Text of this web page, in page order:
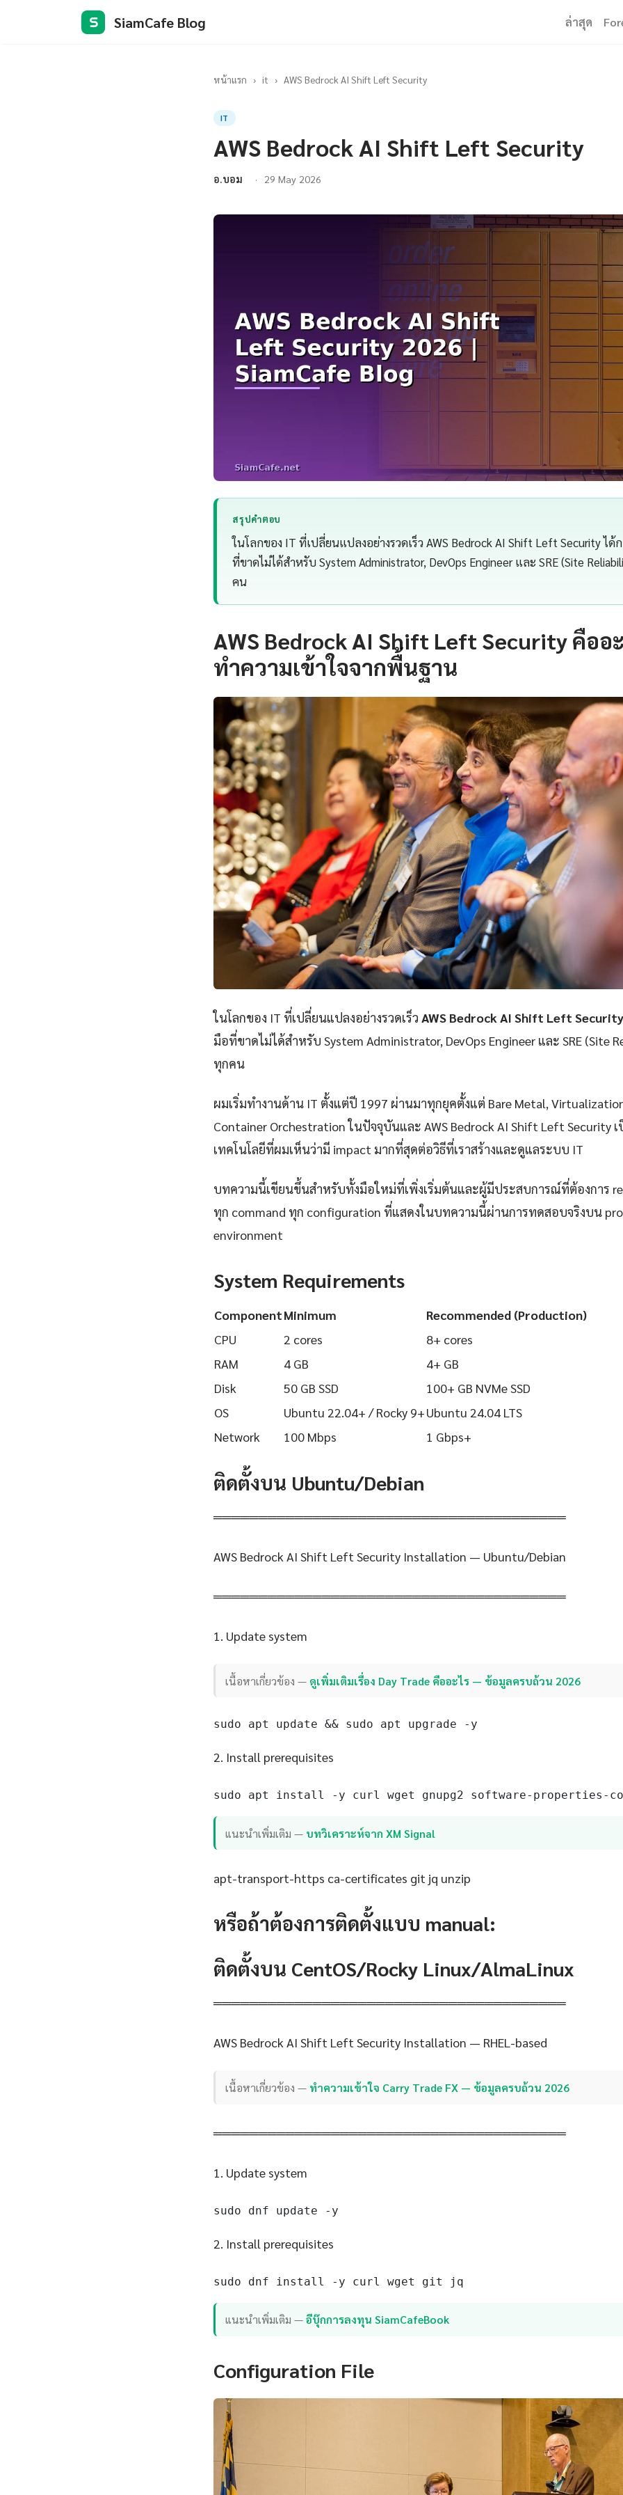
S SiamCafe Blog ล่าสุด
หน้าแรก › it › AWS Bedrock AI Shift Left Security
IT
AWS Bedrock AI Shift Left Security
อ.บอม 29 May 2026
สรุปคำตอบ
ในโลกของ IT ที่เปลี่ยนแปลงอย่างรวดเร็ว AWS Bedrock AI Shift Left Security ได้
ที่ขาดไม่ได้สำหรับ System Administrator, DevOps Engineer และ SRE (Site
คน
AWS Bedrock AI Shift Left Security คืออ
ทำความเข้าใจจากพื้นฐาน
ในโลกของ IT ที่เปลี่ยนแปลงอย่างรวดเร็ว AWS Bedrock AI Shift Left Security
มือที่ขาดไม่ได้สำหรับ System Administrator, DevOps Engineer และ SRE (Site
ทุกคน
ผมเริ่มทำงานด้าน IT ตั้งแต่ปี 1997 ผ่านมาทุกยุคตั้งแต่ Bare Metal,
Container Orchestration ในปัจจุบันและ AWS Bedrock AI Shift Left Security
เทคโนโลยีที่ผมเห็นว่ามี impact มากที่สุดต่อวิธีที่เราสร้างและดูแลระบบ IT
บทความนี้เขียนขึ้นสำหรับทั้งมือใหม่ที่เพิ่งเริ่มต้นและผู้มีประสบการณ์ที่ต้องการ
ทุก command ทุก configuration ที่แสดงในบทความนี้ผ่านการทดสอบจริงบน
environment
System Requirements
ComponentMinimum
Recommended (Production)
CPU
2 cores
8+ cores
RAM
4 GB
4+ GB
Disk
50 GB SSD
100+ GB NVMe SSD
OS
Ubuntu 22.04+ / Rocky 9+Ubuntu 24.04 LTS
Network
100 Mbps 1 Gbps+
ติดตั้งบน Ubuntu/Debian
═══════════════════════════════════════
AWS Bedrock AI Shift Left Security Installation — Ubuntu/Debian
═══════════════════════════════════════
1. Update system
เนื้อหาเกี่ยวข้อง — ดูเพิ่มเติมเรื่อง Day Trade คืออะไร — ข้อมูลครบถ้วน 2026
sudo apt update && sudo apt upgrade -y
2. Install prerequisites
sudo apt install -y curl wget gnupg2 software-properties-
แนะนำเพิ่มเติม — บทวิเคราะห์จาก XM Signal
apt-transport-https ca-certificates git jq unzip
หรือถ้าต้องการติดตั้งแบบ manual:
ติดตั้งบน CentOS/Rocky Linux/AlmaLinux
═══════════════════════════════════════
AWS Bedrock AI Shift Left Security Installation — RHEL-based
เนื้อหาเกี่ยวข้อง — ทำความเข้าใจ Carry Trade FX — ข้อมูลครบถ้วน 2026
═══════════════════════════════════════
1. Update system
sudo dnf update -y
2. Install prerequisites
sudo dnf install -y curl wget git jq
แนะนำเพิ่มเติม —อีบุ๊กการลงทุน SiamCafeBook
Configuration File